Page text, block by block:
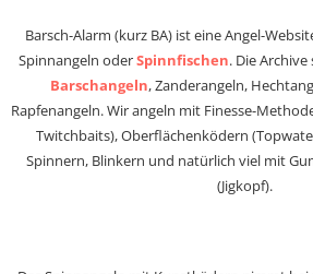
Barsch-Alarm (kurz BA) ist eine Angel-
Spinnangeln oderSpinnfischen. Die
Barschangeln, Zanderangeln,
Rapfenangeln. Wir angeln mit Finesse-
Twitchbaits), Oberflächenködern
Spinnern, Blinkern und natürlich viel mit
(Jigkopf).